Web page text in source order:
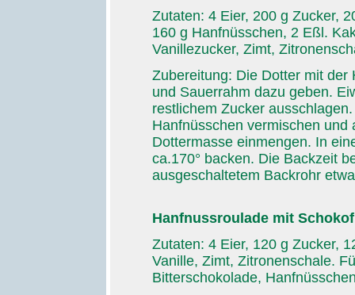
Zutaten: 4 Eier, 200 g Zucker,
160 g Hanfnüsschen, 2 Eßl.
Vanillezucker, Zimt,
Zubereitung: Die Dotter mit
und Sauerrahm dazu geben.
restlichem Zucker
Hanfnüsschen vermischen
Dottermasse einmengen. In
ca.170° backen. Die Backzeit
ausgeschaltetem Backrohr
Hanfnussroulade mit
Zutaten: 4 Eier, 120 g Zucker,
Vanille, Zimt, Zitronenschale.
Bitterschokolade,